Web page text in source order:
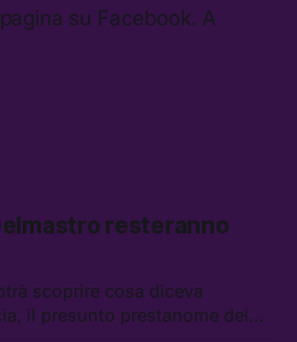
su Facebook. A
resteranno
scoprire cosa diceva
il presunto prestanome del